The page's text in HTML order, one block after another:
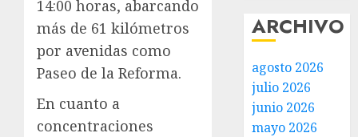
14:00 horas, abarcando
más de 61 kilómetros
por avenidas como
Paseo de la Reforma.
En cuanto a
concentraciones
ARCHIVO
agosto 2026
julio 2026
junio 2026
mayo 2026